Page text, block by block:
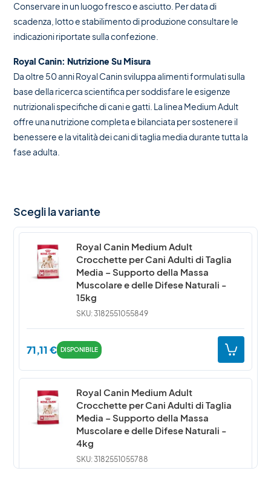
Conservare in un luogo fresco e asciutto. Per data di
scadenza, lotto e stabilimento di produzione consultare le
indicazioni riportate sulla confezione.
Royal Canin: Nutrizione Su Misura
Da oltre 50 anni Royal Canin sviluppa alimenti formulati sulla
base della ricerca scientifica per soddisfare le esigenze
nutrizionali specifiche di cani e gatti. La linea Medium Adult
offre una nutrizione completa e bilanciata per sostenere il
benessere e la vitalità dei cani di taglia media durante tutta la
fase adulta.
Scegli la variante
Royal Canin Medium Adult
Crocchette per Cani Adulti di Taglia
Media – Supporto della Massa
Muscolare e delle Difese Naturali -
15kg
SKU: 3182551055849
71,11€ DISPONIBILE
Royal Canin Medium Adult
Crocchette per Cani Adulti di Taglia
Media – Supporto della Massa
Muscolare e delle Difese Naturali -
4kg
SKU: 3182551055788